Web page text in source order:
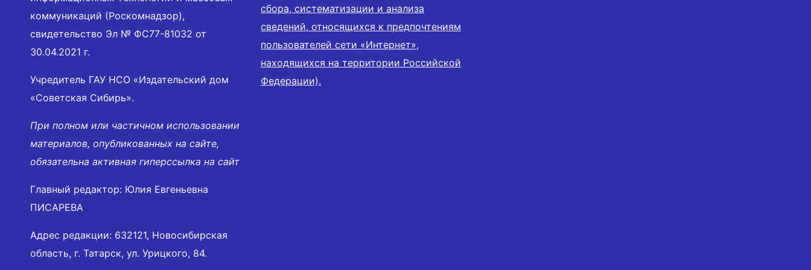
коммуникаций (Роскомнадзор),
свидетельство Эл № ФС77-81032 от
30.04.2021 г.
Учредитель ГАУ НСО «Издательский дом
«Советская Сибирь».
При полном или частичном использовании
материалов, опубликованных на сайте,
обязательна активная гиперссылка на сайт
Главный редактор: Юлия Евгеньевна
ПИСАРЕВА
Адрес редакции: 632121, Новосибирская
область, г. Татарск, ул. Урицкого, 84.
сбора, систематизации и анализа
сведений, относящихся к предпочтениям
пользователей сети «Интернет»,
находящихся на территории Российской
Федерации).